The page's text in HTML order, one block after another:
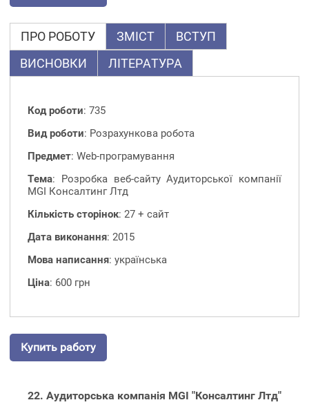
ПРО РОБОТУ ЗМІСТ
ВСТУП
ВИСНОВКИ
ЛІТЕРАТУРА
Код роботи: 735
Вид роботи: Розрахункова робота
Предмет: Web-програмування
Тема: Розробка веб-сайту Аудиторської компанії
MGI Консалтинг Лтд
Кількість сторінок: 27 + сайт
Дата виконання: 2015
Мова написання: українська
Ціна: 600 грн
Купить работу
22. Аудиторська компанія MGI "Консалтинг Лтд"